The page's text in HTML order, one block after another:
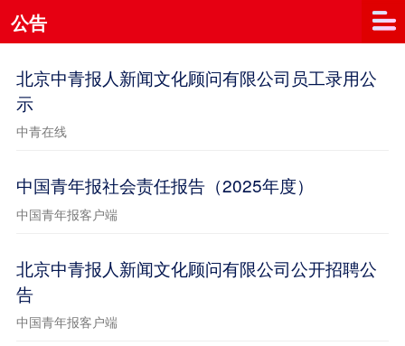
公告
北京中青报人新闻文化顾问有限公司员工录用公
示
中青在线
中国青年报社会责任报告（2025年度）
中国青年报客户端
北京中青报人新闻文化顾问有限公司公开招聘公
告
中国青年报客户端